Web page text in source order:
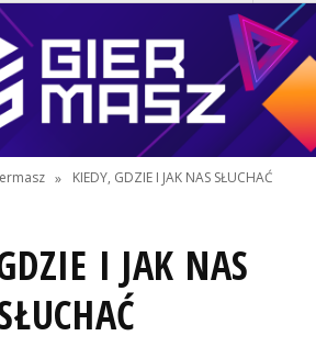
» KIEDY, GDZIE I JAK NAS SŁUCHAĆ
I JAK NAS